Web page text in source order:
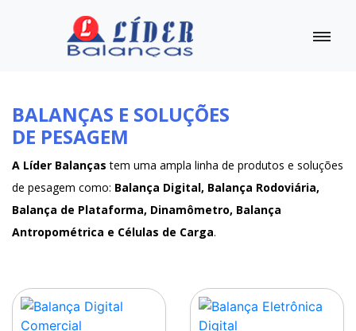
BALANÇAS E SOLUÇÕES
DE PESAGEM
A Líder Balanças tem uma ampla linha de produtos e soluções
de pesagem como: Balança Digital, Balança Rodoviária,
Balança de Plataforma, Dinamômetro, Balança
Antropométrica e Células de Carga.